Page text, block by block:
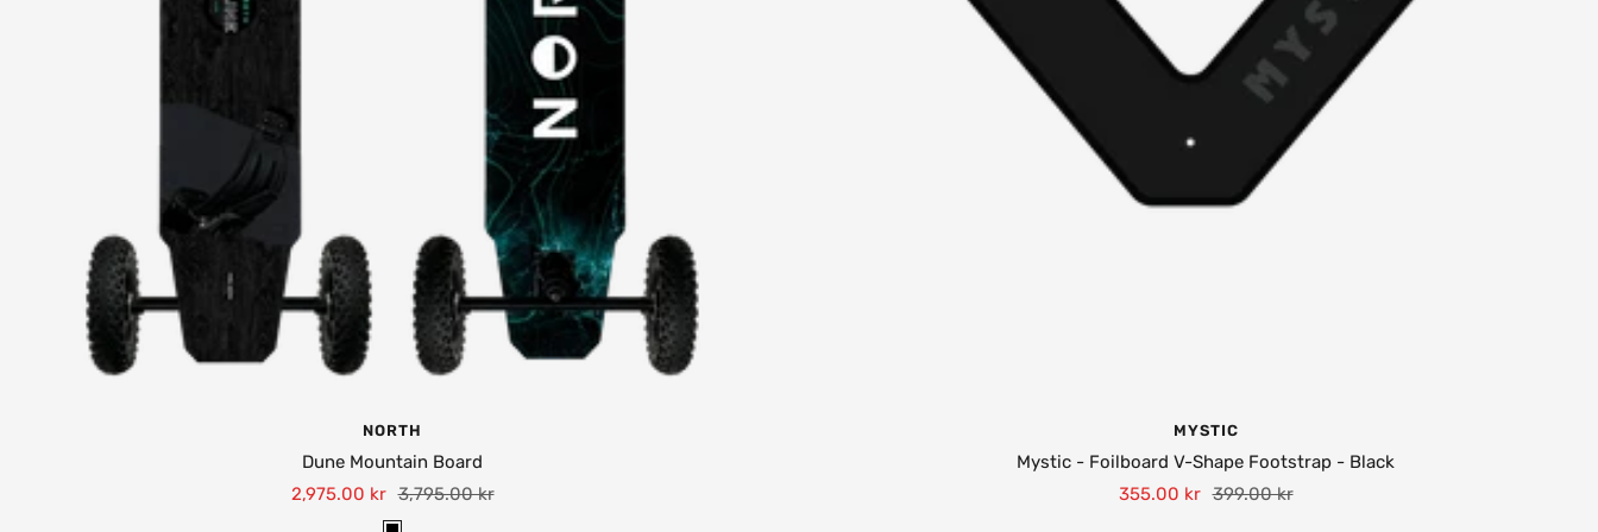
NORTH
Dune Mountain Board
Tilbudspris
2,975.00 kr Normalpris
3,795.00 kr
MYSTIC
Mystic - Foilboard V-Shape Footstrap - Black
Tilbudspris
355.00 kr Normalpris
399.00 kr